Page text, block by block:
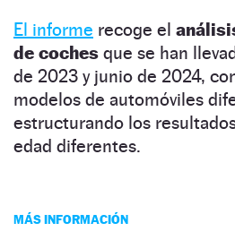
El informe recoge el
de coches que se han
de 2023 y junio de 2024,
modelos de automóviles
estructurando los
edad diferentes.
MÁS INFORMACIÓN